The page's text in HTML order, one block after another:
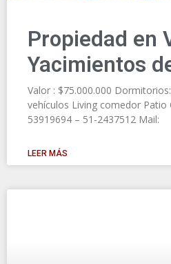
Propiedad en
Yacimientos
Valor : $75.000.000
vehículos Living comedor Patio
53919694 – 51-2437512 Mail:
LEER MÁS